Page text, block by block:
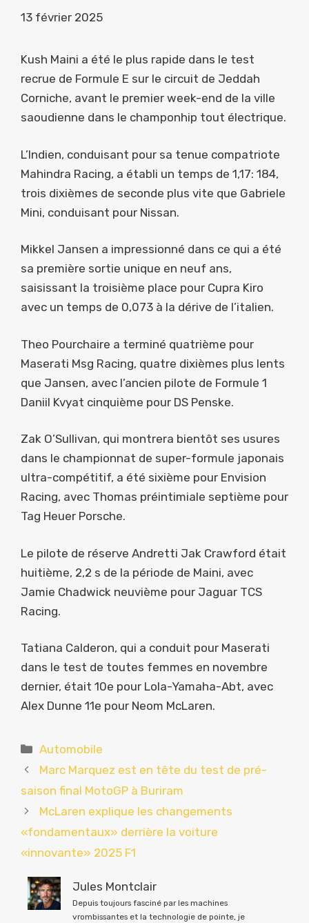
13 février 2025
Kush Maini a été le plus rapide dans le test
recrue de Formule E sur le circuit de Jeddah
Corniche, avant le premier week-end de la ville
saoudienne dans le champonhip tout électrique.
L’Indien, conduisant pour sa tenue compatriote
Mahindra Racing, a établi un temps de 1,17: 184,
trois dixièmes de seconde plus vite que Gabriele
Mini, conduisant pour Nissan.
Mikkel Jansen a impressionné dans ce qui a été
sa première sortie unique en neuf ans,
saisissant la troisième place pour Cupra Kiro
avec un temps de 0,073 à la dérive de l’italien.
Theo Pourchaire a terminé quatrième pour
Maserati Msg Racing, quatre dixièmes plus lents
que Jansen, avec l’ancien pilote de Formule 1
Daniil Kvyat cinquième pour DS Penske.
Zak O’Sullivan, qui montrera bientôt ses usures
dans le championnat de super-formule japonais
ultra-compétitif, a été sixième pour Envision
Racing, avec Thomas préintimiale septième pour
Tag Heuer Porsche.
Le pilote de réserve Andretti Jak Crawford était
huitième, 2,2 s de la période de Maini, avec
Jamie Chadwick neuvième pour Jaguar TCS
Racing.
Tatiana Calderon, qui a conduit pour Maserati
dans le test de toutes femmes en novembre
dernier, était 10e pour Lola-Yamaha-Abt, avec
Alex Dunne 11e pour Neom McLaren.
Catégories
Automobile
Marc Marquez est en tête du test de pré-
saison final MotoGP à Buriram
McLaren explique les changements
«fondamentaux» derrière la voiture
«innovante» 2025 F1
Jules Montclair
Depuis toujours fasciné par les machines
vrombissantes et la technologie de pointe, je